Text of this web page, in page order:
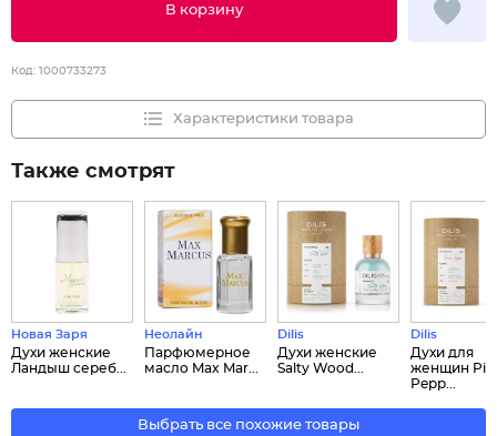
В корзину
Код: 1000733273
Характеристики товара
Также смотрят
Новая Заря
Духи женские
Ландыш сереб...
Неолайн
Парфюмерное
масло Max Mar...
Dilis
Духи женские
Salty Wood...
Dilis
Духи для
женщин
Pepp...
Выбрать все похожие товары